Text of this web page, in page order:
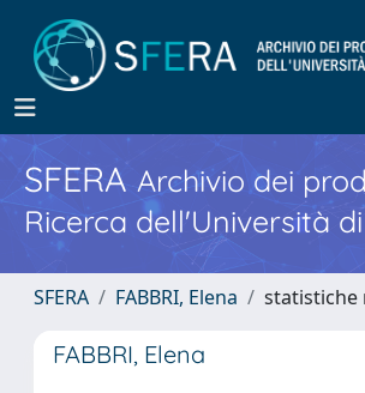
SFERA Archivio dei
Ricerca dell'Università
SFERA FABBRI, Elena statistiche
FABBRI, Elena